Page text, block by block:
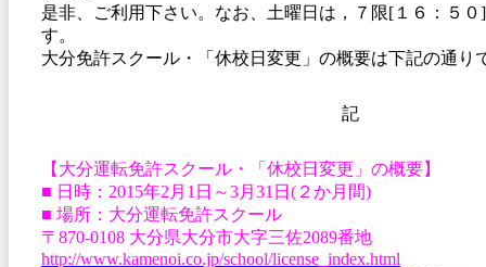
是非、ご利用下さい。なお、土曜日は，７限[１６：５
す。
大分免許スクール・「休校日変更」の概要は下記の通り
記
【大分運転免許スクール・「休校日変更」の概要】
■ 日時：2015年2月1日～3月31日(２か月間)
■ 場所：大分運転免許スクール
〒870-0108 大分県大分市大字三佐2089番地
http://www.kamenoi.co.jp/school/license_index.html